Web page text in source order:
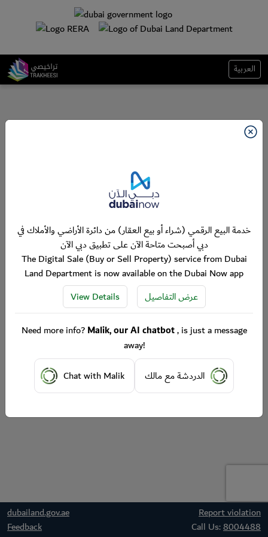
العربية
dubailand.gov.ae
Report violation
Feedback
Call Us:8004488
خدمة البيع الرقمي (شراء أو بيع العقار) من دائرة الأراضي والأملاك في
دبي أصبحت متاحة الآن على تطبيق دبي الآن
The Digital Sale (Buy or Sell Property) service from Dubai
Land Department is now available on the Dubai Now app
View Details
عرض التفاصيل
Need more info?Malik, our AI chatbot, is just a message
away!
Chat with Malik
الدردشة مع مالك